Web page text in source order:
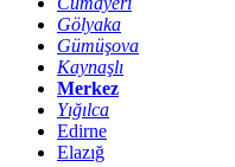
Gölyaka
Gümüşova
Kaynaşlı
Merkez
Yığılca
Edirne
Elazığ